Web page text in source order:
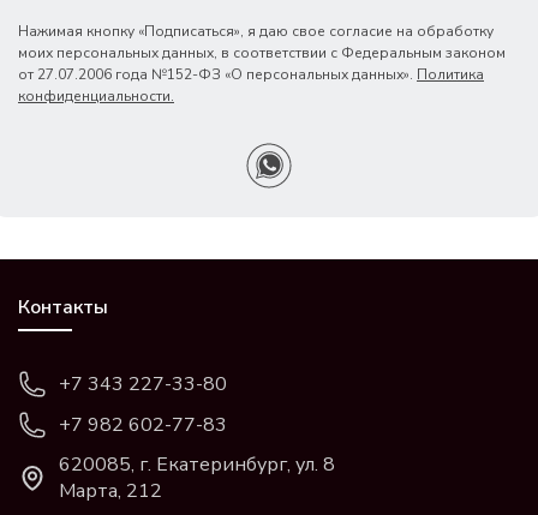
Нажимая кнопку «Подписаться», я даю свое согласие на обработку
моих персональных данных, в соответствии с Федеральным законом
от 27.07.2006 года №152-ФЗ «О персональных данных». Политика
конфиденциальности.
Контакты
+7 343 227-33-80
+7 982 602-77-83
620085, г. Екатеринбург, ул. 8
Марта, 212